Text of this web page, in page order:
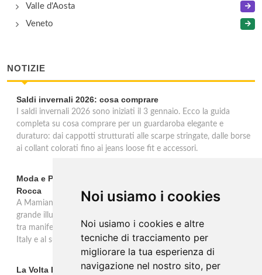
Noi usiamo i cookies
Noi usiamo i cookies e altre
tecniche di tracciamento per
migliorare la tua esperienza di
navigazione nel nostro sito, per
Valle d'Aosta
Veneto
NOTIZIE
Saldi invernali 2026: cosa comprare
I saldi invernali 2026 sono iniziati il 3 gennaio. Ecco la guida
completa su cosa comprare per un guardaroba elegante e
duraturo: dai cappotti strutturati alle scarpe stringate, dalle borse
ai collant colorati fino ai jeans loose fit e accessori.
Moda e Pubblicità 1950-2000 alla Fondazione Magnani-
Rocca
A Mamiano di Traversetolo la mostra ripercorre l'eredità della
grande illustrazione di moda e della pubblicità in Italia 1950-2000,
tra manifesti, schizzi e icone che hanno dato forma al Made in
Italy e al suo immaginario visivo.
La Volta Buona: Caterina Balivo